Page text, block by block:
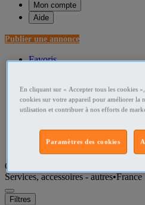
Mon compte
Aide
Publier une annonce
Favoris
Accueil
Promenade France
Que recherchez-vous ?
Services, accessoires - autres•France
Filtres
En cliquant sur « Accepter tous les cookies
cookies sur votre appareil pour améliorer la
utilisation et contribuer à nos efforts de
Paramètres des cookies